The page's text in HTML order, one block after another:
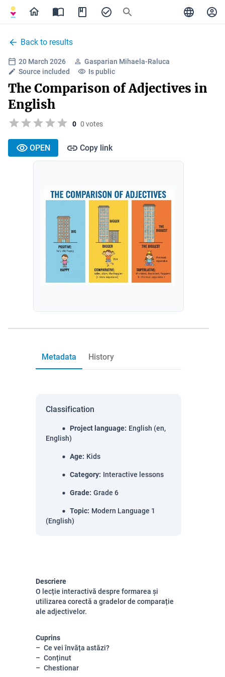
Back to results
20 March 2026
Gasparian Mihaela-Raluca
Source included
Is public
The Comparison of Adjectives in
English
0 0 votes
OPEN Copy link
Metadata History
Classification
Project language: English (en,
English)
Age: Kids
Category: Interactive lessons
Grade: Grade 6
Topic: Modern Language 1
(English)
Descriere
O lecție interactivă despre formarea și
utilizarea corectă a gradelor de comparație
ale adjectivelor.
Cuprins
Ce vei învăța astăzi?
Conținut
Chestionar